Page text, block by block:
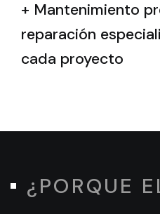
+ Mantenimiento
reparación
cada proyecto
¿PORQUE